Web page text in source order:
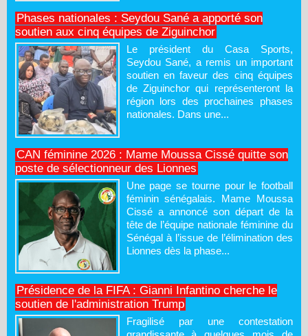
Phases nationales : Seydou Sané a apporté son
soutien aux cinq équipes de Ziguinchor
Le président du Casa Sports,
Seydou Sané, a remis un important
soutien en faveur des cinq équipes
de Ziguinchor qui représenteront la
région lors des prochaines phases
nationales. Dans une...
CAN féminine 2026 : Mame Moussa Cissé quitte son
poste de sélectionneur des Lionnes
Une page se tourne pour le football
féminin sénégalais. Mame Moussa
Cissé a annoncé son départ de la
tête de l’équipe nationale féminine du
Sénégal à l’issue de l’élimination des
Lionnes dès la phase...
Présidence de la FIFA : Gianni Infantino cherche le
soutien de l'administration Trump
Fragilisé par une contestation